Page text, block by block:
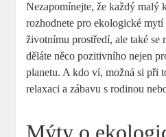
Nezapomínejte, že každý malý
rozhodnete pro ekologické mytí
životnímu prostředí, ale také se
děláte něco pozitivního nejen
planetu. A kdo ví, možná si při
relaxaci a zábavu s rodinou